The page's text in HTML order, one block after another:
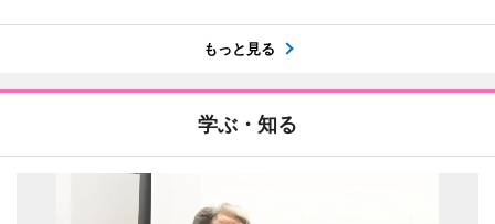
もっと見る
学ぶ・知る